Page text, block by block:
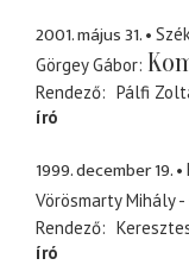
2001. május 31.
Görgey Gábor
Rendező Pálfi
író
1999. december 19.
Vörösmarty Mihály -
Rendező
író